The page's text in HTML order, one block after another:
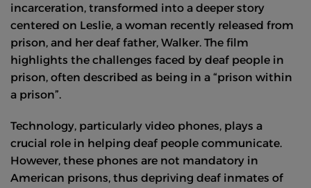
incarceration, transformed into a deeper story
centered on Leslie, a woman recently released from
prison, and her deaf father, Walker. The film
highlights the challenges faced by deaf people in
prison, often described as being in a “prison within
a prison”.
Technology, particularly video phones, plays a
crucial role in helping deaf people communicate.
However, these phones are not mandatory in
American prisons, thus depriving deaf inmates of